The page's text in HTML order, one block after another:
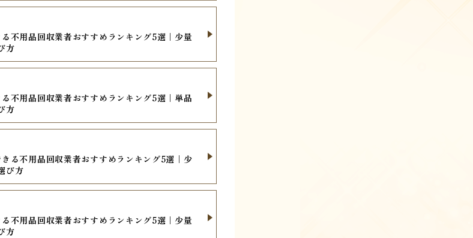
不用品回収業者おすすめランキング5選｜少量
方
不用品回収業者おすすめランキング5選｜単品
方
る不用品回収業者おすすめランキング5選｜少
び方
不用品回収業者おすすめランキング5選｜少量
方